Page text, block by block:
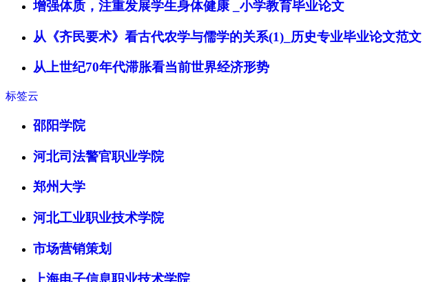
增强体质，注重发展学生身体健康 _小学教育毕业论文
从《齐民要术》看古代农学与儒学的关系(1)_历史专业毕业论文范文
从上世纪70年代滞胀看当前世界经济形势
标签云
邵阳学院
河北司法警官职业学院
郑州大学
河北工业职业技术学院
市场营销策划